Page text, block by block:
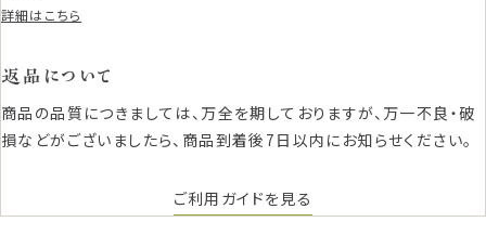
詳細はこちら
返品について
商品の品質につきましては、万全を期しておりますが、万一不良・破
損などがございましたら、商品到着後7日以内にお知らせください。
ご利用ガイドを見る